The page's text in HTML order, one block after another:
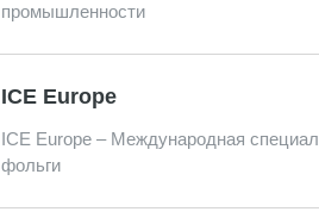
промышленности
ICE Europe
ICE Europe – Международная
фольги